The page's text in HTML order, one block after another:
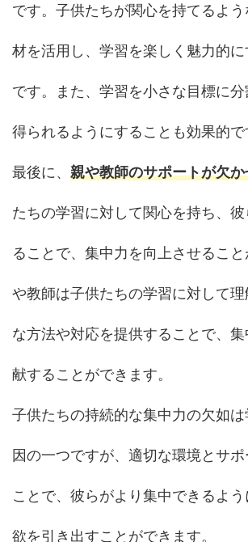
です。子供たちが関心を持てるよ
材を活用し、学習を楽しく魅力的
です。また、学習を小さな目標に
得られるようにすることも効果的で
最後に、 親や教師のサポートが欠
たちの学習に対して関心を持ち、
ることで、集中力を向上させるこ
や教師は子供たちの学習に対して
な方法や対応を提供することで、
献することができます。
子供たちの持続的な集中力の欠如
因の一つですが、適切な環境とサ
ことで、彼らがより集中できるよ
欲を引き出すことができます。